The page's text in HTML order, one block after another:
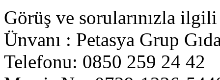
Görüş ve sorularınızla
Ünvanı : Petasya Grup
Telefonu: 0850 259 24 42